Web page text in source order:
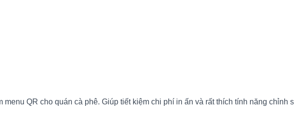
QR cho quán cà phê. Giúp tiết kiệm chi phí in ấn và rất thích tính năng chỉnh